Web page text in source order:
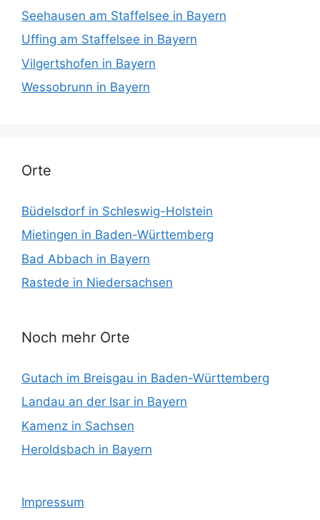
Seehausen am Staffelsee in Bayern
Uffing am Staffelsee in Bayern
Vilgertshofen in Bayern
Wessobrunn in Bayern
Orte
Büdelsdorf in Schleswig-Holstein
Mietingen in Baden-Württemberg
Bad Abbach in Bayern
Rastede in Niedersachsen
Noch mehr Orte
Gutach im Breisgau in Baden-Württemberg
Landau an der Isar in Bayern
Kamenz in Sachsen
Heroldsbach in Bayern
Impressum